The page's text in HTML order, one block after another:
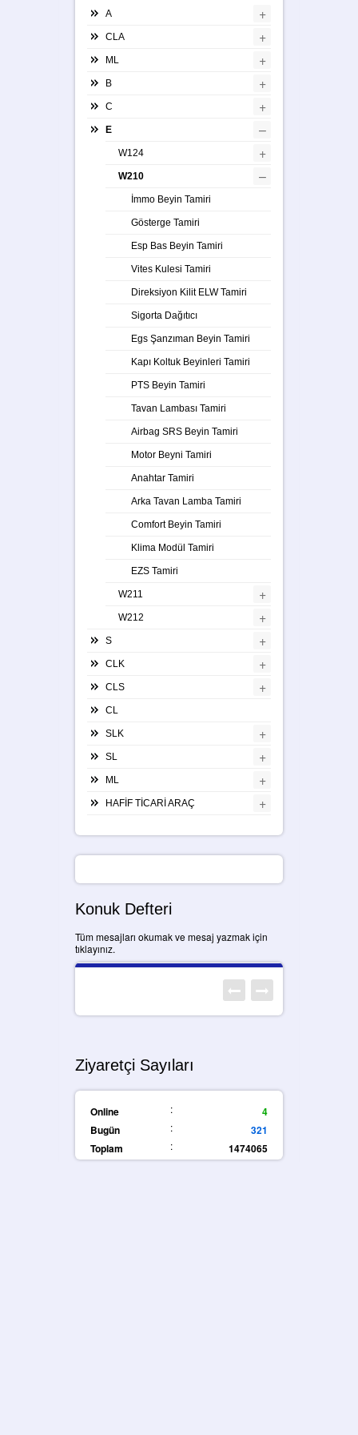
A +
CLA +
ML +
B +
C +
E –
W124 +
W210 –
İmmo Beyin Tamiri
Gösterge Tamiri
Esp Bas Beyin Tamiri
Vites Kulesi Tamiri
Direksiyon Kilit ELW Tamiri
Sigorta Dağıtıcı
Egs Şanzıman Beyin Tamiri
Kapı Koltuk Beyinleri Tamiri
PTS Beyin Tamiri
Tavan Lambası Tamiri
Airbag SRS Beyin Tamiri
Motor Beyni Tamiri
Anahtar Tamiri
Arka Tavan Lamba Tamiri
Comfort Beyin Tamiri
Klima Modül Tamiri
EZS Tamiri
W211 +
W212 +
S +
CLK +
CLS +
CL
SLK +
SL +
ML +
HAFİF TİCARİ ARAÇ +
Konuk Defteri
Tüm mesajları okumak ve mesaj yazmak için
tıklayınız.
Ziyaretçi Sayıları
Online :
4
Bugün
:
321
Toplam
: 1474065